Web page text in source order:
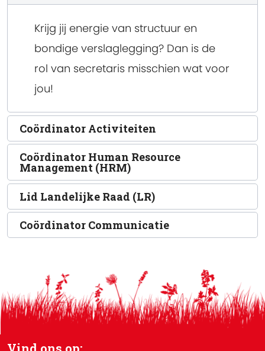
Krijg jij energie van structuur en
bondige verslaglegging? Dan is de
rol van secretaris misschien wat voor
jou!
Coördinator Activiteiten
Coördinator Human Resource
Management (HRM)
Lid Landelijke Raad (LR)
Coördinator Communicatie